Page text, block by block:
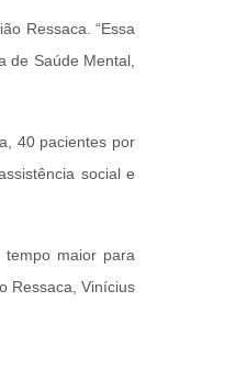
Ressaca. “Essa
de Saúde Mental,
40 pacientes por
social e
maior para
Ressaca, Vinícius